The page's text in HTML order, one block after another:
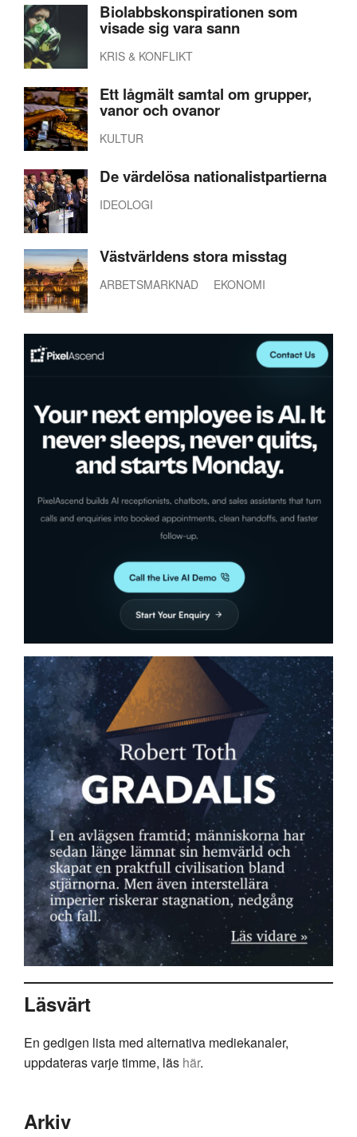
Biolabbskonspirationen som
visade sig vara sann
KRIS & KONFLIKT
Ett lågmält samtal om grupper,
vanor och ovanor
KULTUR
De värdelösa nationalistpartierna
IDEOLOGI
Västvärldens stora misstag
ARBETSMARKNAD EKONOMI
Läsvärt
En gedigen lista med alternativa mediekanaler,
uppdateras varje timme, läs här.
Arkiv